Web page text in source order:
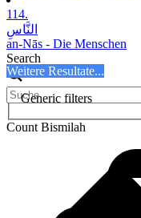
114.
النَّاسِ
an-Nās - Die Menschen
Search
Weitere Resultate...
Generic filters
Count Bismilah